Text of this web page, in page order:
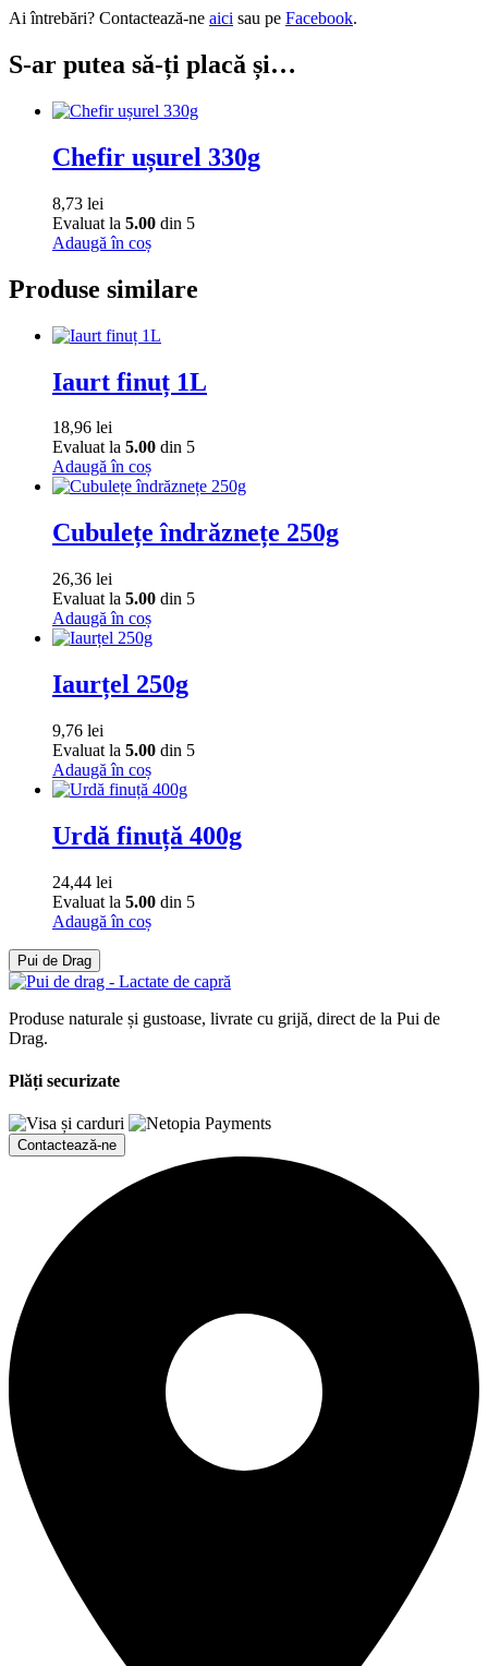
Ai întrebări? Contactează-ne aici sau pe Facebook.
S-ar putea să-ți placă și…
Chefir ușurel 330g
8,73 lei
Evaluat la 5.00 din 5
Adaugă în coș
Produse similare
Iaurt finuț 1L
18,96 lei
Evaluat la 5.00 din 5
Adaugă în coș
Cubulețe îndrăznețe 250g
26,36 lei
Evaluat la 5.00 din 5
Adaugă în coș
Iaurțel 250g
9,76 lei
Evaluat la 5.00 din 5
Adaugă în coș
Urdă finuță 400g
24,44 lei
Evaluat la 5.00 din 5
Adaugă în coș
Pui de Drag
Produse naturale și gustoase, livrate cu grijă, direct de la Pui de
Drag.
Plăți securizate
Contactează-ne